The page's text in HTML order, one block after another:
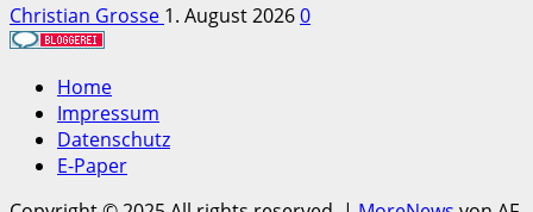
Christian Grosse 1. August 20260
Home
Impressum
Datenschutz
E-Paper